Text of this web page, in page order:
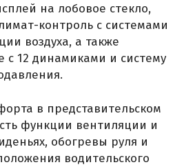
на лобовое стекло,
контроль с системами
воздуха, а также
с 12 динамиками и систему
в представительском
функции вентиляции и
обогревы руля и
водительского